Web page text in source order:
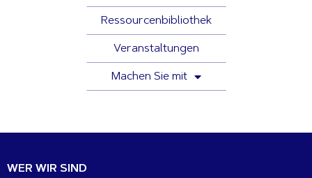
Ressourcenbibliothek
Veranstaltungen
Machen Sie mit
WER WIR SIND